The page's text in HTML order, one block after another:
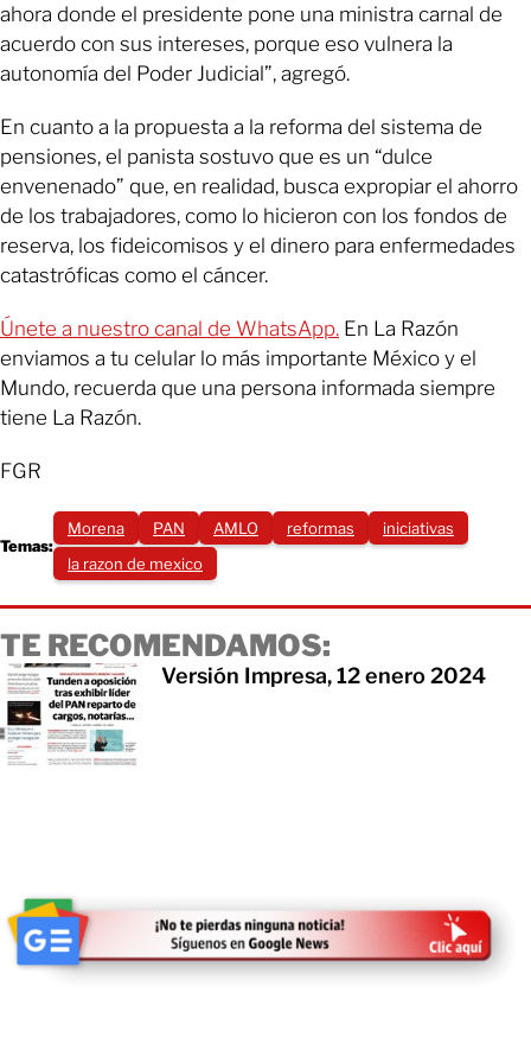
ahora donde el presidente pone una ministra carnal de
acuerdo con sus intereses, porque eso vulnera la
autonomía del Poder Judicial”, agregó.
En cuanto a la propuesta a la reforma del sistema de
pensiones, el panista sostuvo que es un “dulce
envenenado” que, en realidad, busca expropiar el ahorro
de los trabajadores, como lo hicieron con los fondos de
reserva, los fideicomisos y el dinero para enfermedades
catastróficas como el cáncer.
Únete a nuestro canal de WhatsApp. En La Razón
enviamos a tu celular lo más importante México y el
Mundo, recuerda que una persona informada siempre
tiene La Razón.
FGR
Temas:
Morena PAN AMLO reformas
iniciativas
la razon de mexico
TE RECOMENDAMOS:
Versión Impresa, 12 enero 2024